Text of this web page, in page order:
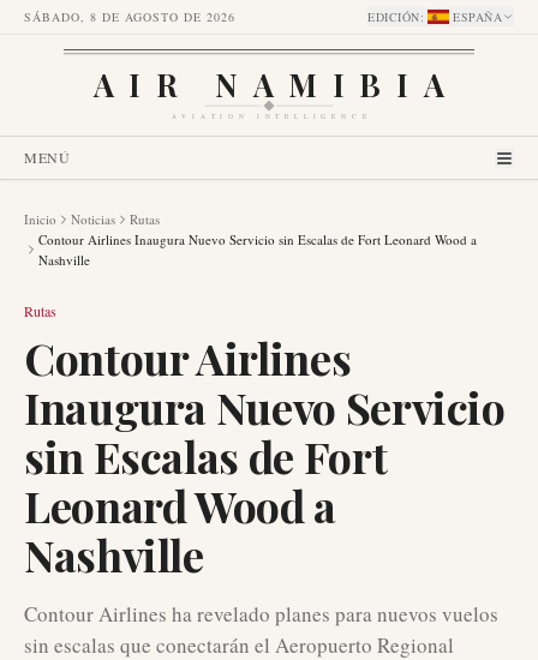
SÁBADO, 8 DE AGOSTO DE 2026 EDICIÓN: ESPAÑA
AIR NAMIBIA
AVIATION INTELLIGENCE
MENÚ
Inicio Noticias
Rutas
Contour Airlines Inaugura Nuevo Servicio sin Escalas de Fort Leonard Wood a
Nashville
Rutas
Contour Airlines
Inaugura Nuevo Servicio
sin Escalas de Fort
Leonard Wood a
Nashville
Contour Airlines ha revelado planes para nuevos vuelos
sin escalas que conectarán el Aeropuerto Regional